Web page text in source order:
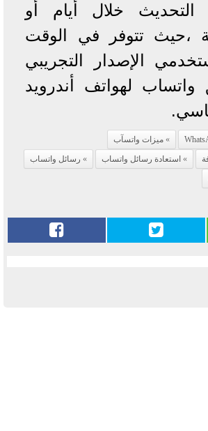
خلال أيام أو
،حيث تتوفر في الوقت
الإصدار التجريبي
لهواتف أندرويد
ميزات واتسآب
استعادة رسائل واتساب
رسائل واتساب